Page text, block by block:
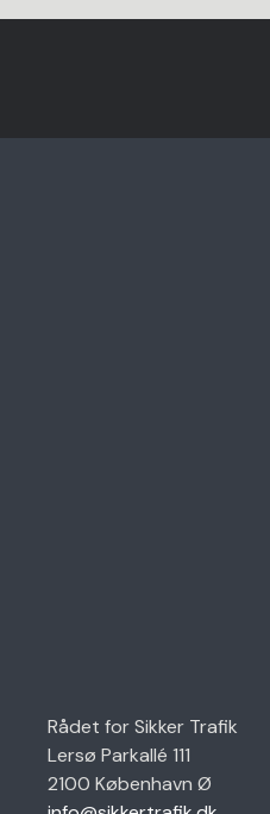
Rådet for Sikker Trafik
Lersø Parkallé 111
2100 København Ø